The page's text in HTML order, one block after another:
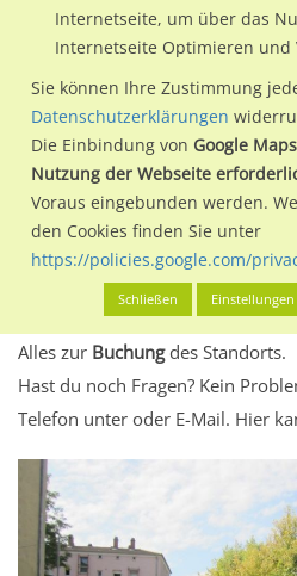
Nutze günstige
Bergheimer Str. geg.154/
Ortsteil Bergheim)in Heidelberg,
Wir erheben für jede unserer
aktuelleStandortinformationen
kannst du dich schon vor der
Standort, seine Reichweite und
eventuelle Beschränkungen in
Werbeinhalten informieren.
Alles klar? Dann findest du direkt
Alles zur Buchungdes Standorts.
Hast du noch Fragen? Kein
Telefon unter oder E-Mail. Hier
Internetseite, um über das
Internetseite Optimieren und
Sie können Ihre Zustimmung
Datenschutzerklärungen
Die Einbindung von Google
Nutzung der Webseite
Voraus eingebunden werden.
den Cookies finden Sie unter
https://policies.google.com/
Schließen Einstellungen